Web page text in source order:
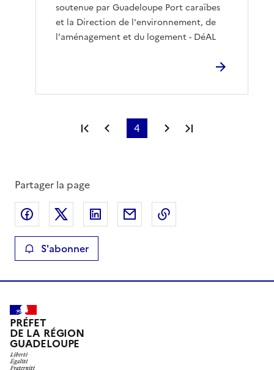
soutenue par Guadeloupe Port caraïbes
et la Direction de l'environnement, de
l'aménagement et du logement - DéAL
Première page
Page précédente
4 Page suivante
Partager la page
Partager sur Facebook
Partager sur XPartager sur LinkedIn
Partager par email
S'abonner
PRÉFET
DE LA RÉGION
GUADELOUPE